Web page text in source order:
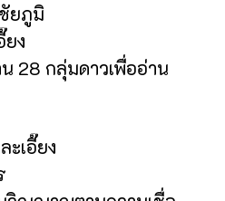
ยภูมิ
ยง
28 กลุ่มดาวเพื่ออ่าน
เอี๊ยง